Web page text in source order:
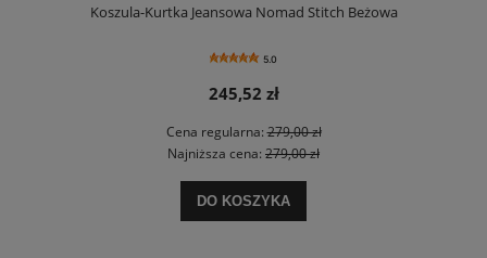
Koszula-Kurtka Jeansowa Nomad Stitch Beżowa
5.0
245,52 zł
Cena regularna:279,00 zł
Najniższa cena: 279,00 zł
DO KOSZYKA